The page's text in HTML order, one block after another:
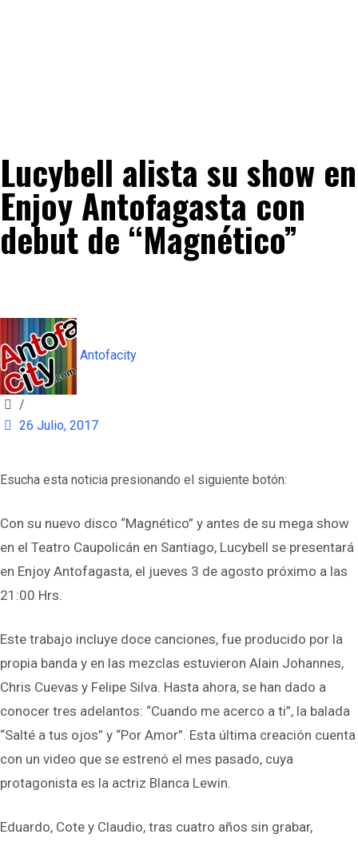
Lucybell alista su show en
Enjoy Antofagasta con
debut de “Magnético”
Antofacity
/
26 Julio, 2017
Esucha esta noticia presionando el siguiente botón:
Con su nuevo disco “Magnético” y antes de su mega show
en el Teatro Caupolicán en Santiago, Lucybell se presentará
en Enjoy Antofagasta, el jueves 3 de agosto próximo a las
21:00 Hrs.
Este trabajo incluye doce canciones, fue producido por la
propia banda y en las mezclas estuvieron Alain Johannes,
Chris Cuevas y Felipe Silva. Hasta ahora, se han dado a
conocer tres adelantos: “Cuando me acerco a ti”, la balada
“Salté a tus ojos” y “Por Amor”. Esta última creación cuenta
con un video que se estrenó el mes pasado, cuya
protagonista es la actriz Blanca Lewin.
Eduardo, Cote y Claudio, tras cuatro años sin grabar,